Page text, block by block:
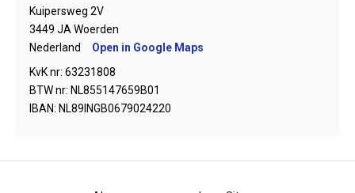
Kuipersweg 2V
3449 JA Woerden
Nederland
Open in Google Maps
KvK nr: 63231808
BTW nr: NL855147659B01
IBAN: NL89INGB0679024220